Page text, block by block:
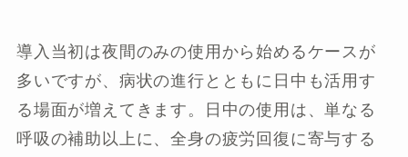
導入当初は夜間のみの使用から始めるケースが
多いですが、病状の進行とともに日中も活用す
る場面が増えてきます。日中の使用は、単なる
呼吸の補助以上に、全身の疲労回復に寄与する